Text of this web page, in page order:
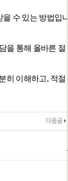
수 있는 방법입
을 통해 올바른 절
히 이해하고, 적절
다음글